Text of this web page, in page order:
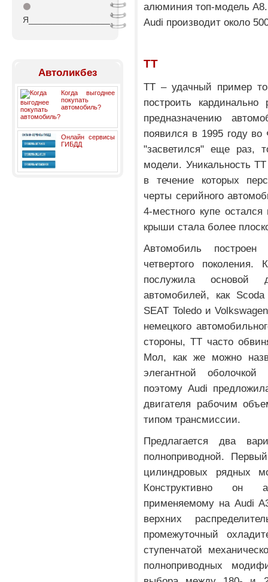
⚫
Я_________________
Автоликбез
Когда выгоднее
покупать
автомобиль?
Онлайн сервисы
ГИБДД
алюминия топ-модель А8.
Audi производит около
TT
TT – удачный пример
построить
предназначению
появился в 1995 году
"засветился" еще раз,
модели. Уникальность
в течение которых
черты серийного
4-местного купе
крыши стала более
Автомобиль
четвертого
послужила основой
автомобилей, как
SEAT Toledo и
немецкого
стороны, TT часто
Мол, как же можно
элегантной
поэтому Audi
двигателя рабочим
типом трансмиссии.
Предлагается два
полноприводной.
цилиндровых рядных
Конструктивно он
применяемому на Audi
верхних
промежуточный
ступенчатой
полноприводных